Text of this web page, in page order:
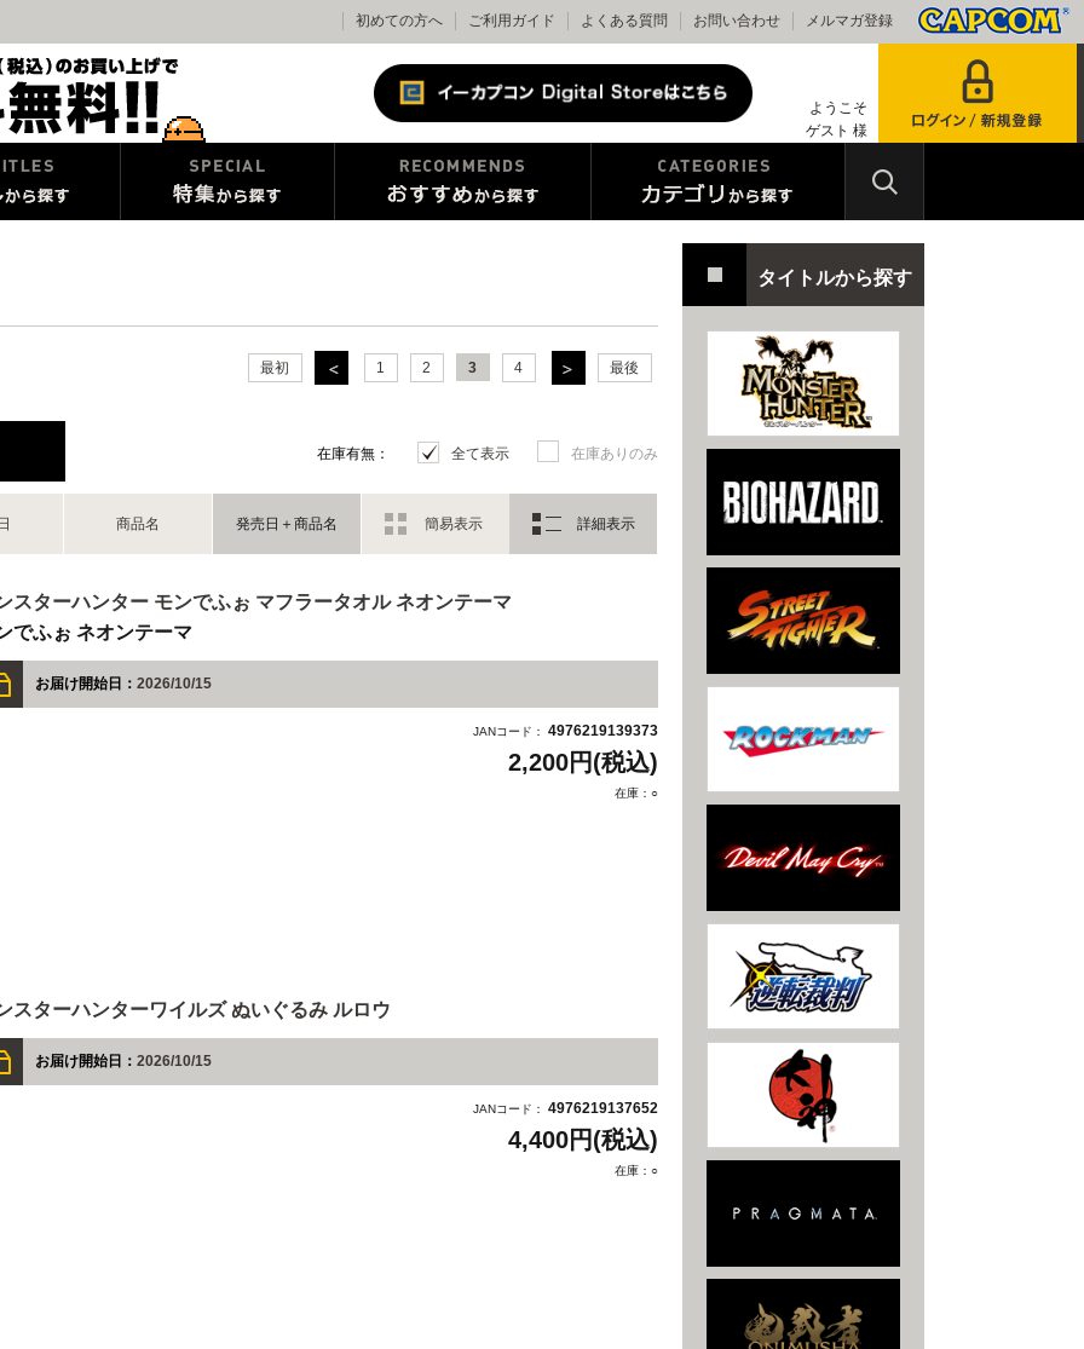
初めての方へ ご利用ガイド よくある質問 お問い合わせ メルマガ登録
ようこそ
ゲスト 様
最初 1 2 3 4 最後
在庫有無： 全て表示 在庫ありのみ
商品名 発売日＋商品名 簡易表示 詳細表示
スターハンター モンでふぉ マフラータオル ネオンテーマ
でふぉ ネオンテーマ
お届け開始日： 2026/10/15
JANコード： 4976219139373
2,200円(税込)
在庫：○
スターハンターワイルズ ぬいぐるみ ルロウ
お届け開始日： 2026/10/15
JANコード： 4976219137652
4,400円(税込)
在庫：○
タイトルから探す